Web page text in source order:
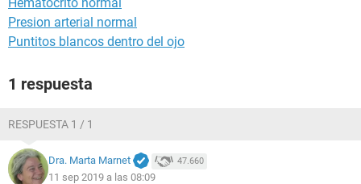
Presion arterial normal
Puntitos blancos dentro del ojo
1 respuesta
RESPUESTA 1 / 1
Dra. Marta Marnet 47.660
11 sep 2019 a las 08:09